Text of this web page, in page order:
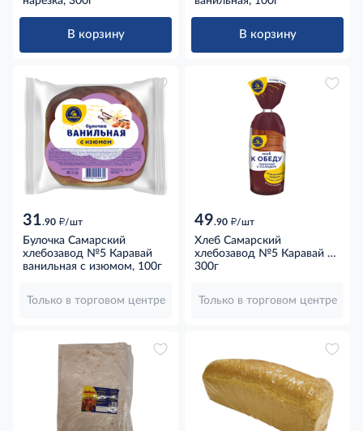
В корзину В корзину
31.90 д/шт
Булочка Самарский
хлебозавод №5 Каравай
ванильная с изюмом, 100г
Только в торговом центре
49.90 д/шт
Хлеб Самарский
хлебозавод №5 Каравай к
обеду пшеничный
300г
Только в торговом центре